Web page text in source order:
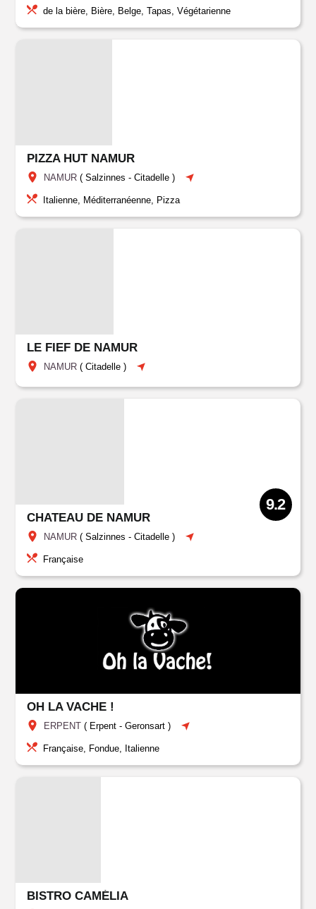
de la bière, Bière, Belge, Tapas, Végétarienne
PIZZA HUT NAMUR
NAMUR (Salzinnes - Citadelle )
Italienne, Méditerranéenne, Pizza
LE FIEF DE NAMUR
NAMUR (Citadelle )
CHATEAU DE NAMUR
NAMUR (Salzinnes - Citadelle )
9.2
Française
OH LA VACHE !
ERPENT ( Erpent - Geronsart )
Française, Fondue, Italienne
BISTRO CAMÉLIA